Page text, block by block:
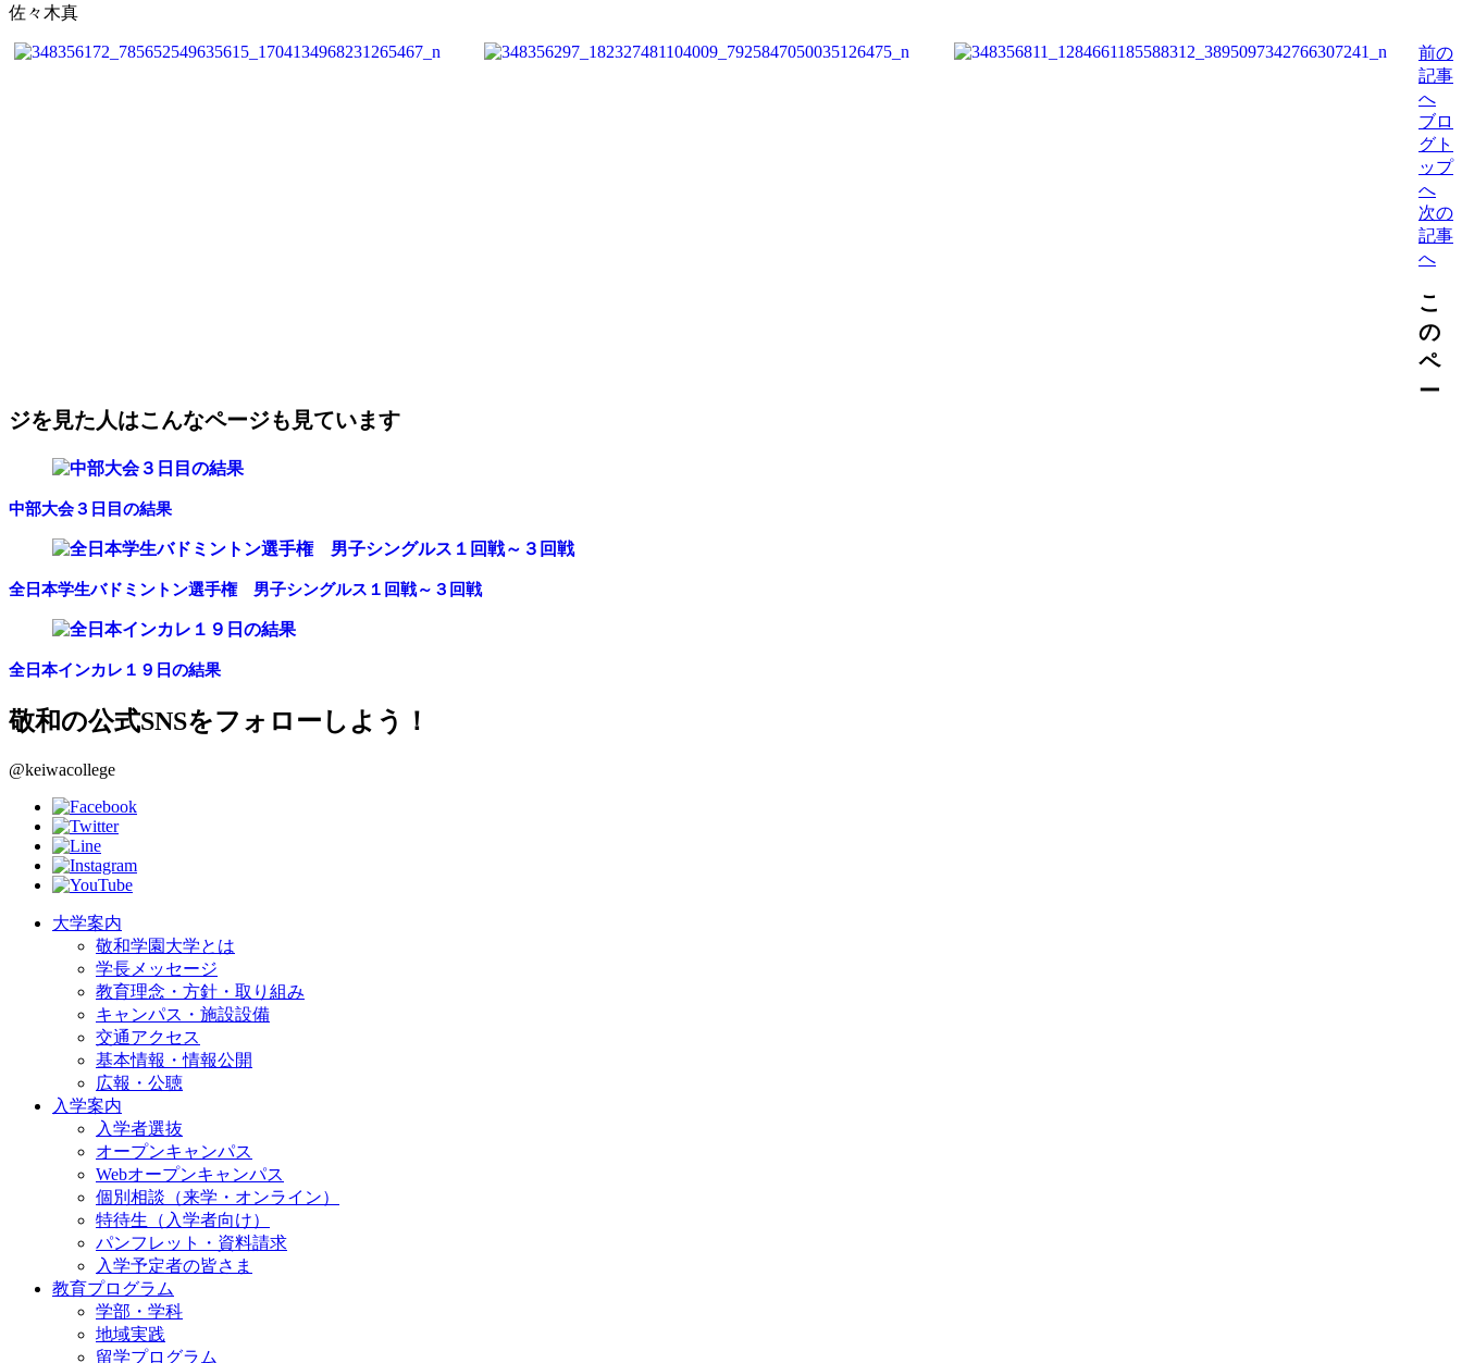
佐々木真
前の
記事
へ
ブロ
グ ト
ップ
へ
次の
記事
へ
こ
の
ペ
ー
ジを見た人はこんなページも見ています
中部大会３日目の結果
全日本学生バドミントン選手権 男子シングルス１回戦～３回戦
全日本インカレ１９日の結果
敬和の公式SNSをフォローしよう！
@keiwacollege
大学案内
敬和学園大学とは
学長メッセージ
教育理念・方針・取り組み
キャンパス・施設設備
交通アクセス
基本情報・情報公開
広報・公聴
入学案内
入学者選抜
オープンキャンパス
Webオープンキャンパス
個別相談（来学・オンライン）
特待生（入学者向け）
パンフレット・資料請求
入学予定者の皆さま
教育プログラム
学部・学科
地域実践
留学プログラム